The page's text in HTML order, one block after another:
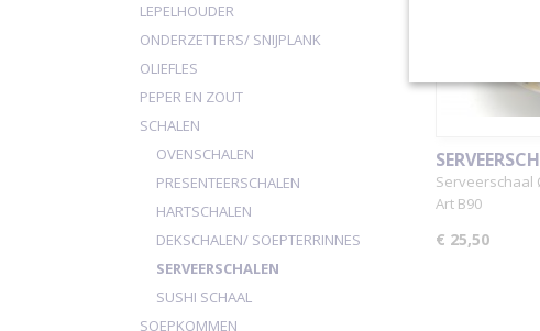
LEPELHOUDER
ONDERZETTERS/ SNIJPLANK
OLIEFLES
PEPER EN ZOUT
SCHALEN
OVENSCHALEN
PRESENTEERSCHALEN
HARTSCHALEN
DEKSCHALEN/ SOEPTERRINNES
SERVEERSCHALEN
SUSHI SCHAAL
SOEPKOMMEN
Serveerschaal
Art B90
€ 25,50